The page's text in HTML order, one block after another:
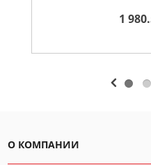
1
О КОМПАНИИ